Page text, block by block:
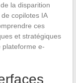
la disparition
copilotes IA
ces
et stratégiques
plateforme e-